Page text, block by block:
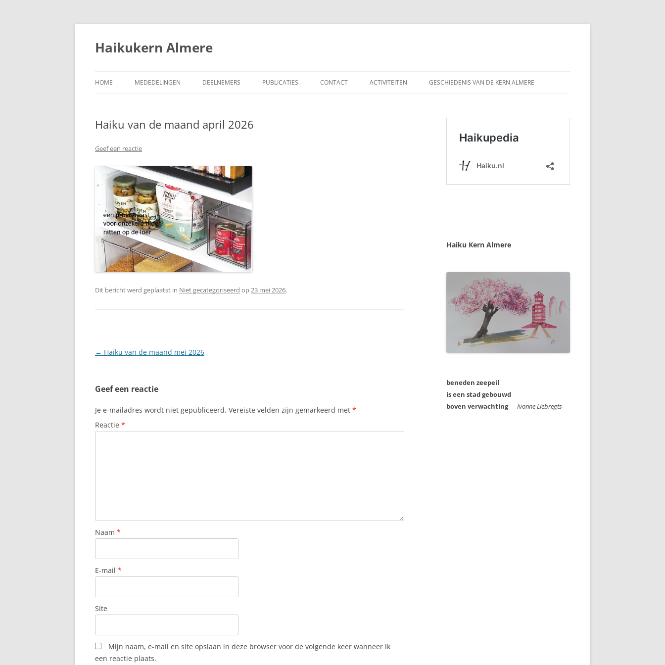
Ga
inhoud
Haikukern Almere
HOME MEDEDELINGEN DEELNEMERS PUBLICATIES CONTACT ACTIVITEITEN GESCHIEDENIS VAN DE KERN ALMERE
Haiku van de maand april 2026
Geef een reactie
Dit bericht werd geplaatst in Niet gecategoriseerd op23 mei 2026.
Berichtnavigatie
← Haiku van de maand mei 2026
Geef een reactie
Je e-mailadres wordt niet gepubliceerd. Vereiste velden zijn gemarkeerd met *
Reactie *
Naam *
E-mail *
Site
Mijn naam, e-mail en site opslaan in deze browser voor de volgende keer wanneer ik
een reactie plaats.
Haiku Kern Almere
beneden zeepeil
is een stad gebouwd
boven verwachting
Ivonne Liebregts